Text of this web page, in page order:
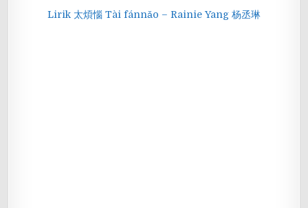
Lirik 太煩惱 Tài fánnǎo – Rainie Yang 杨丞琳